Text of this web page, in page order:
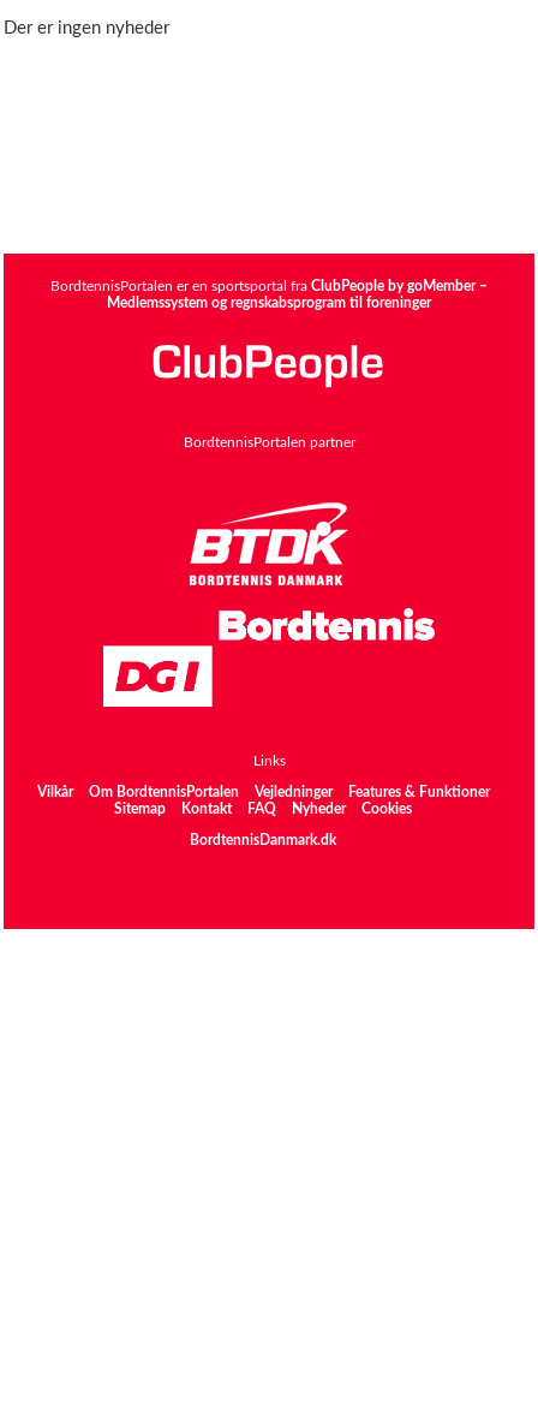
Der er ingen nyheder
BordtennisPortalen er en sportsportal fra ClubPeople by goMember –
Medlemssystem og regnskabsprogram til foreninger
BordtennisPortalen partner
Links
Vilkår Om BordtennisPortalen Vejledninger
Features & Funktioner
Sitemap
Kontakt FAQ Nyheder Cookies
BordtennisDanmark.dk